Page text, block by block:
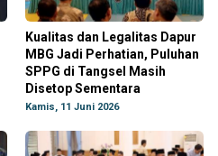
Kualitas dan Legalitas Dapur
MBG Jadi Perhatian, Puluhan
SPPG di Tangsel Masih
Disetop Sementara
Kamis, 11 Juni 2026